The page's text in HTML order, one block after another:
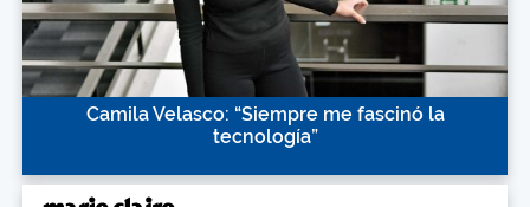
Camila Velasco: “Siempre me fascinó la
tecnología”